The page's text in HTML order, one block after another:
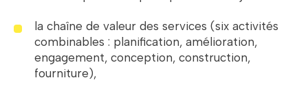
la chaîne de valeur des services (six activités
combinables : planification, amélioration,
engagement, conception, construction,
fourniture),